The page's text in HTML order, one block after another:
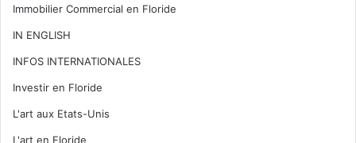
Immobilier Commercial en Floride
IN ENGLISH
INFOS INTERNATIONALES
Investir en Floride
L'art aux Etats-Unis
L'art en Floride